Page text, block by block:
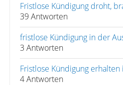
Fristlose Kündigung droht,
39 Antworten
fristlose Kündigung in der
3 Antworten
Fristlose Kündigung
4 Antworten